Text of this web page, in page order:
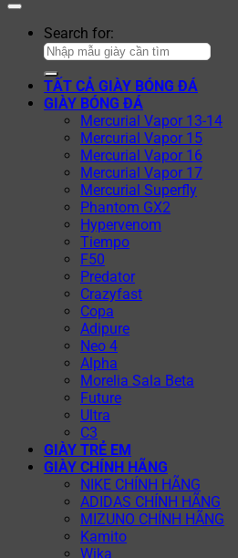
Search for:
TẤT CẢ GIÀY BÓNG ĐÁ
GIÀY BÓNG ĐÁ
Mercurial Vapor 13-14
Mercurial Vapor 15
Mercurial Vapor 16
Mercurial Vapor 17
Mercurial Superfly
Phantom GX2
Hypervenom
Tiempo
F50
Predator
Crazyfast
Copa
Adipure
Neo 4
Alpha
Morelia Sala Beta
Future
Ultra
C3
GIÀY TRẺ EM
GIÀY CHÍNH HÃNG
NIKE CHÍNH HÃNG
ADIDAS CHÍNH HÃNG
MIZUNO CHÍNH HÃNG
Kamito
Wika